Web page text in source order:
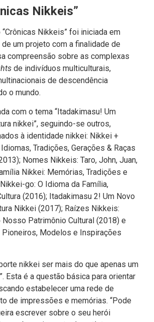
Nikkeis”
Nikkeis” foi iniciada em
um projeto com a finalidade de
compreensão sobre as complexas
de indivíduos multiculturais,
de descendência
o mundo.
com o tema “Itadakimasu! Um
nikkei”, seguindo-se outros,
à identidade nikkei: Nikkei +
Tradições, Gerações & Raças
Nomes Nikkeis: Taro, John, Juan,
Nikkei: Memórias, Tradições e
go: O Idioma da Família,
(2016); Itadakimasu 2! Um Novo
Nikkei (2017); Raízes Nikkeis:
Nosso Patrimônio Cultural (2018) e
Pioneiros, Modelos e Inspirações
nikkei ser mais do que apenas um
Esta é a questão básica para orientar
estabelecer uma rede de
de impressões e memórias. “Pode
escrever sobre o seu herói